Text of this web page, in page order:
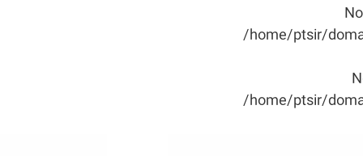
/home/ptsir/
/home/ptsir/